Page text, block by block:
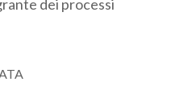
dei processi